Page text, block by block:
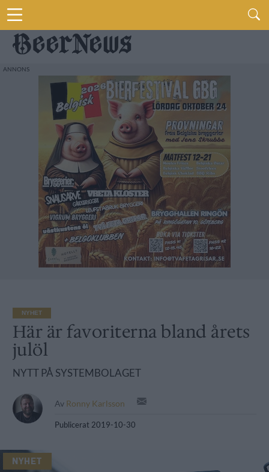
NYHET
Här är favoriterna bland årets
julöl
NYTT PÅ SYSTEMBOLAGET
Av Ronny Karlsson
Publicerat 2019-10-30
NYHET